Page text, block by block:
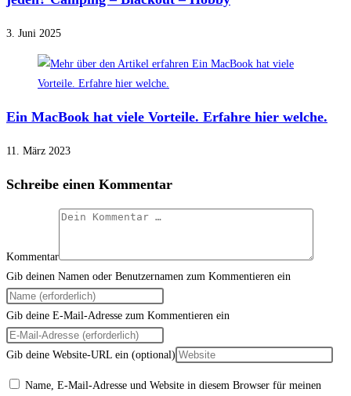
3. Juni 2025
Ein MacBook hat viele Vorteile. Erfahre hier welche.
11. März 2023
Schreibe einen Kommentar
Kommentar
Gib deinen Namen oder Benutzernamen zum Kommentieren ein
Gib deine E-Mail-Adresse zum Kommentieren ein
Gib deine Website-URL ein (optional)
Name, E-Mail-Adresse und Website in diesem Browser für meinen